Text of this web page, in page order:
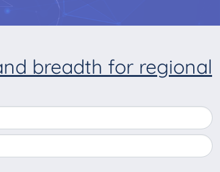
breadth for regional